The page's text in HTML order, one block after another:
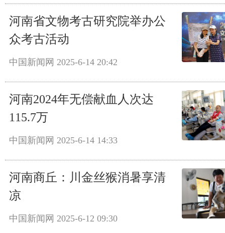
河南省文物考古研究院举办公
众考古活动
中国新闻网 2025-6-14 20:42
河南2024年无偿献血人次达
115.7万
中国新闻网 2025-6-14 14:33
河南商丘：川金丝猴消暑享清
凉
中国新闻网 2025-6-12 09:30